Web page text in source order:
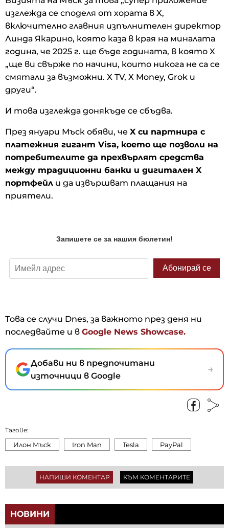
изглежда се споделя от хората в X,
включително главния изпълнителен директор
Линда Якарино, която каза в края на миналата
година, че 2025 г. ще бъде годината, в която X
„ще ви свърже по начини, които никога не са се
смятали за възможни. X TV, X Money, Grok и
други“.
И това изглежда донякъде се сбъдва.
През януари Мъск обяви, че X си партнира с
платежния гигант Visa, което ще позволи на
потребителите да прехвърлят средства
между традиционни банки и дигитален X
портфейл и да извършват плащания на
приятели.
Това се случи Dnes, за важното през деня ни
последвайте и в Google News Showcase.
Добави ни в предпочитани
източници в Google
→
Тагове:
Илон Мъск Iron Man Tesla PayPal
НАПИШИ КОМЕНТАР КЪМ КОМЕНТАРИТЕ
НОВИНИ